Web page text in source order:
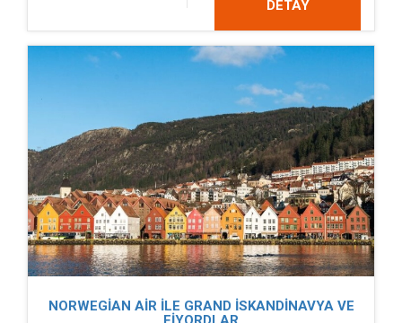
DETAY
NORWEGİAN AİR İLE GRAND İSKANDİNAVYA VE